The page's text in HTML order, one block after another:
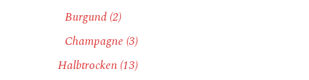
Burgund(2)
Champagne (3)
Halbtrocken(13)